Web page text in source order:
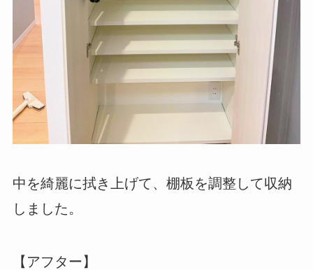
中を綺麗に拭き上げて、棚板を調整して収納
しました。
【アフター】